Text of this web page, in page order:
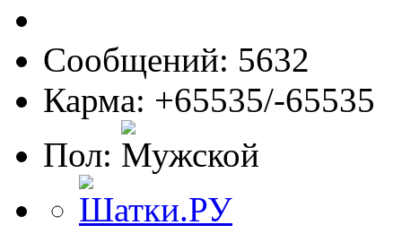
Сообщений: 5632
Карма: +65535/-65535
Пол: